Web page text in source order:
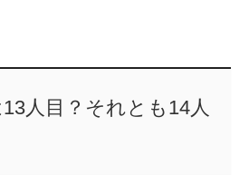
人目？それとも14人